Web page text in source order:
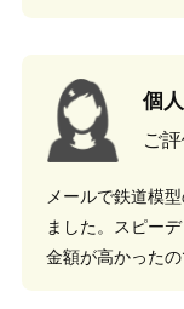
個
ご
メールで鉄道模
ました。スピー
金額が高かったの